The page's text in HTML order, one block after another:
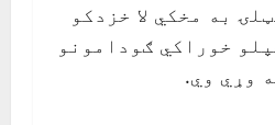
به مخکي لا خزدکو
خوراکي ګودامونو
وړي وي.